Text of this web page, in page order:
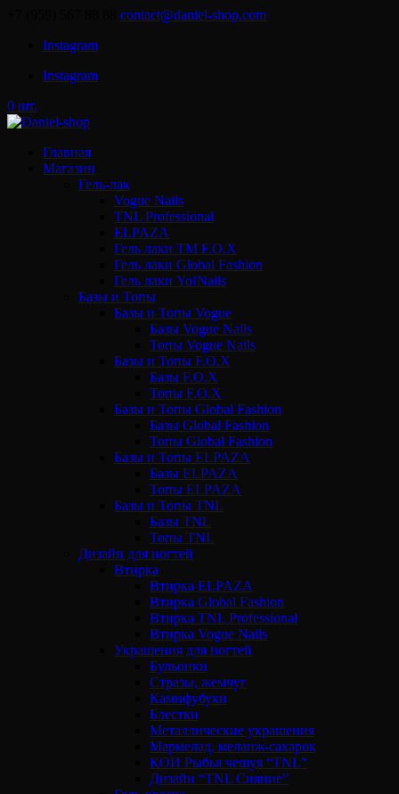
contact@daniel-shop.com
Instagram
Instagram
0 шт.
Главная
Магазин
Гель-лак
Vogue Nails
TNL Professional
ELPAZA
Гель лаки ТМ F.O.X
Гель лаки Global Fashion
Гель лаки Yo!Nails
Базы и Топы
Базы и Топы Vogue
Базы Vogue Nails
Топы Vogue Nails
Базы и Топы F.O.X
Базы F.O.X
Топы F.O.X
Базы и Топы Global Fashion
Базы Global Fashion
Топы Global Fashion
Базы и Топы ELPAZA
Базы ELPAZA
Топы ELPAZA
Базы и Топы TNL
Базы TNL
Топы TNL
Дизайн для ногтей
Втирка
Втирка ELPAZA
Втирка Global Fashion
Втирка TNL Professional
Втирка Vogue Nails
Украшения для ногтей
Бульонки
Стразы, жемчуг
Камифубуки
Блестки
Металлические украшения
Мармелад, меланж-сахарок
КОИ Рыбья чешуя “TNL”
Дизайн “TNL Сияние”